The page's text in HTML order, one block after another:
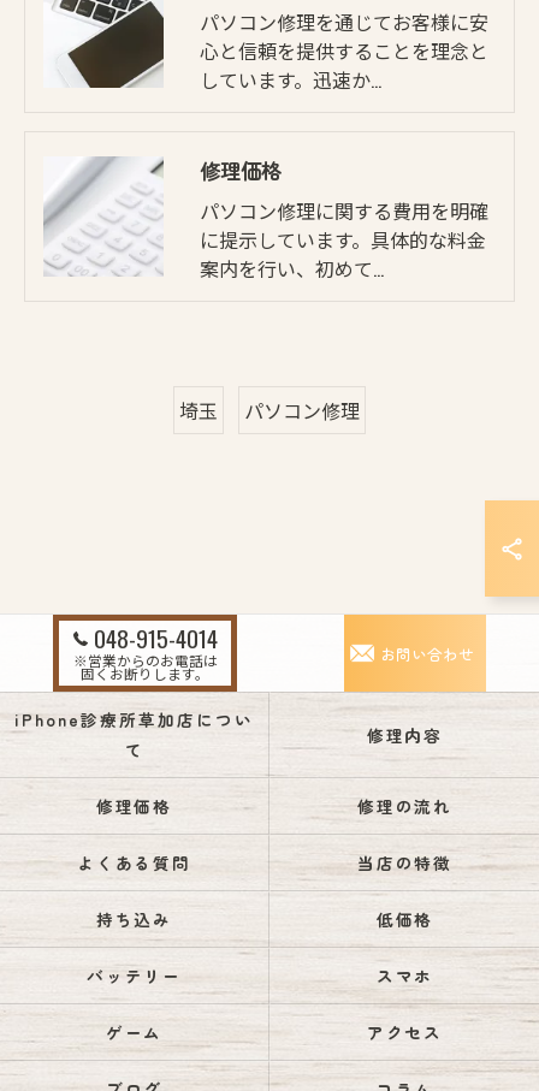
パソコン修理を通じてお客様に安
心と信頼を提供することを理念と
しています。迅速か…
修理価格
パソコン修理に関する費用を明確
に提示しています。具体的な料金
案内を行い、初めて…
埼玉 パソコン修理
048-915-4014
※営業からのお電話は
固くお断りします。
お問い合わせ
iPhone診療所草加店につい
て
修理内容
修理価格 修理の流れ
よくある質問 当店の特徴
持ち込み 低価格
バッテリー スマホ
ゲーム アクセス